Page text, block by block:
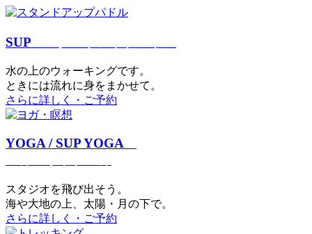
SUP
⽔の上のウォーキングです。
ときには流れに身をまかせて。
さらに詳しく・ご予約
YOGA / SUP YOGA
スタジオを⾶び出そう。
海や大地の上、太陽・⽉の下で。
さらに詳しく・ご予約